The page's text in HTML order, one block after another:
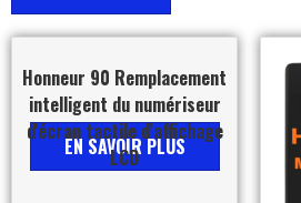
Honneur 90 Remplacement
intelligent du numériseur
d'écran tactile d'affichage
LCD
EN SAVOIR PLUS